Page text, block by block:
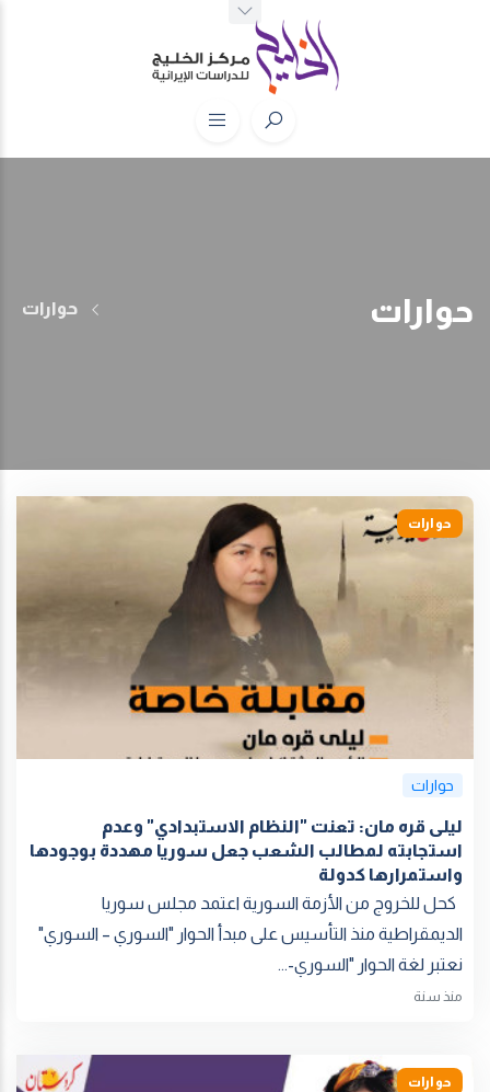
حوارات حوارات
حوارات
حوارات
ليلى قره مان: تعنت "النظام الاستبدادي" وعدم
استجابته لمطالب الشعب جعل سوريا مهددة بوجودها
واستمرارها كدولة
كحل للخروج من الأزمة السورية اعتمد مجلس سوريا
الديمقراطية منذ التأسيس على مبدأ الحوار "السوري – السوري"
نعتبر لغة الحوار "السوري-...
منذ سنة
حوارات